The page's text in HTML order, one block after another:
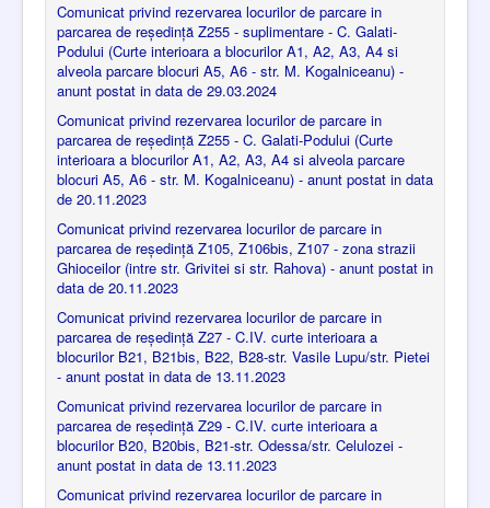
Comunicat privind rezervarea locurilor de parcare in
parcarea de reședință Z255 - suplimentare - C. Galati-
Podului (Curte interioara a blocurilor A1, A2, A3, A4 si
alveola parcare blocuri A5, A6 - str. M. Kogalniceanu) -
anunt postat in data de 29.03.2024
Comunicat privind rezervarea locurilor de parcare in
parcarea de reședință Z255 - C. Galati-Podului (Curte
interioara a blocurilor A1, A2, A3, A4 si alveola parcare
blocuri A5, A6 - str. M. Kogalniceanu) - anunt postat in data
de 20.11.2023
Comunicat privind rezervarea locurilor de parcare in
parcarea de reședință Z105, Z106bis, Z107 - zona strazii
Ghioceilor (intre str. Grivitei si str. Rahova) - anunt postat in
data de 20.11.2023
Comunicat privind rezervarea locurilor de parcare in
parcarea de reședință Z27 - C.IV. curte interioara a
blocurilor B21, B21bis, B22, B28-str. Vasile Lupu/str. Pietei
- anunt postat in data de 13.11.2023
Comunicat privind rezervarea locurilor de parcare in
parcarea de reședință Z29 - C.IV. curte interioara a
blocurilor B20, B20bis, B21-str. Odessa/str. Celulozei -
anunt postat in data de 13.11.2023
Comunicat privind rezervarea locurilor de parcare in